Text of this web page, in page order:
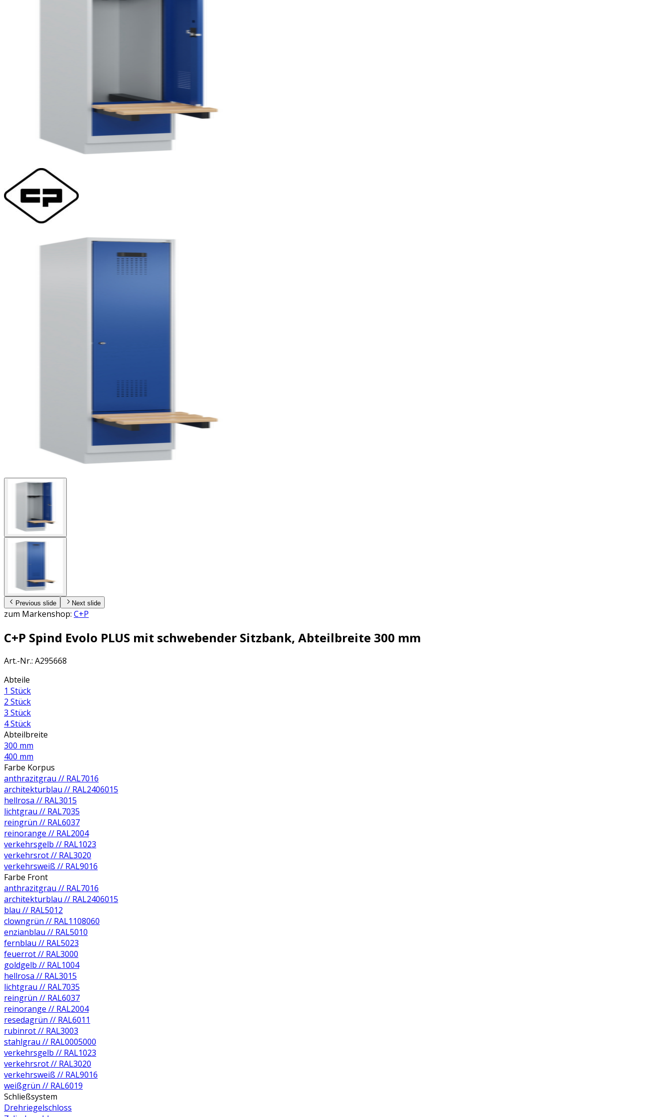
Previous slide Next slide
zum Markenshop: C+P
C+P Spind Evolo PLUS mit schwebender Sitzbank, Abteilbreite 300 mm
Art.-Nr.: A295668
Abteile
1 Stück
2 Stück
3 Stück
4 Stück
Abteilbreite
300 mm
400 mm
Farbe Korpus
anthrazitgrau // RAL7016
architekturblau // RAL2406015
hellrosa // RAL3015
lichtgrau // RAL7035
reingrün // RAL6037
reinorange // RAL2004
verkehrsgelb // RAL1023
verkehrsrot // RAL3020
verkehrsweiß // RAL9016
Farbe Front
anthrazitgrau // RAL7016
architekturblau // RAL2406015
blau // RAL5012
clowngrün // RAL1108060
enzianblau // RAL5010
fernblau // RAL5023
feuerrot // RAL3000
goldgelb // RAL1004
hellrosa // RAL3015
lichtgrau // RAL7035
reingrün // RAL6037
reinorange // RAL2004
resedagrün // RAL6011
rubinrot // RAL3003
stahlgrau // RAL0005000
verkehrsgelb // RAL1023
verkehrsrot // RAL3020
verkehrsweiß // RAL9016
weißgrün // RAL6019
Schließsystem
Drehriegelschloss